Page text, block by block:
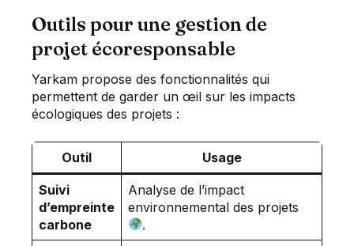
Outils pour une gestion de
projet écoresponsable
Yarkam propose des fonctionnalités qui
permettent de garder un œil sur les impacts
écologiques des projets :
Outil Usage
Suivi
d’empreinte
carbone
Analyse de l’impact
environnemental des projets
.